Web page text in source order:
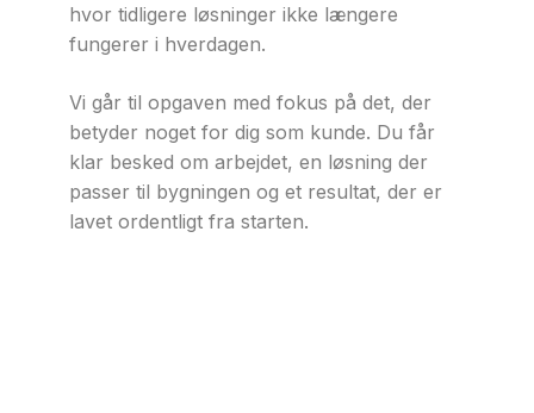
hvor tidligere løsninger ikke længere
fungerer i hverdagen.
Vi går til opgaven med fokus på det, der
betyder noget for dig som kunde. Du får
klar besked om arbejdet, en løsning der
passer til bygningen og et resultat, der er
lavet ordentligt fra starten.